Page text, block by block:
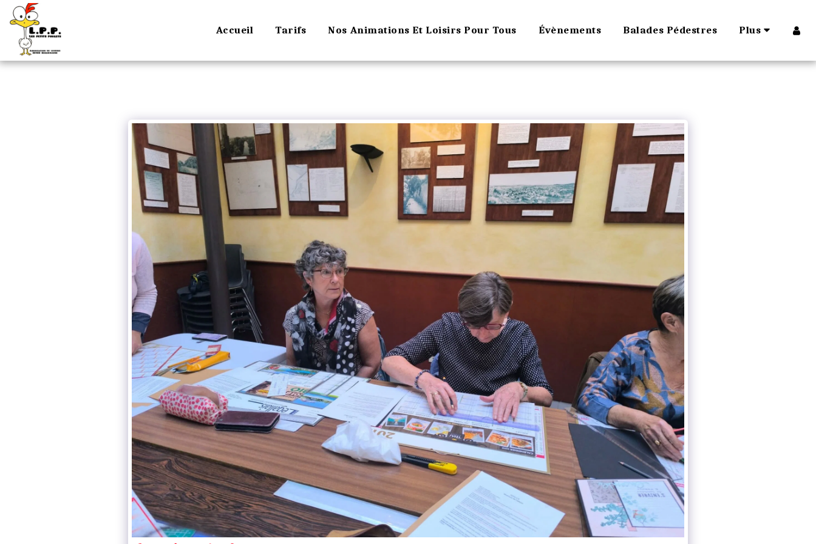
Accueil Tarifs Nos Animations Et Loisirs Pour Tous Évènements Balades Pédestres Plus